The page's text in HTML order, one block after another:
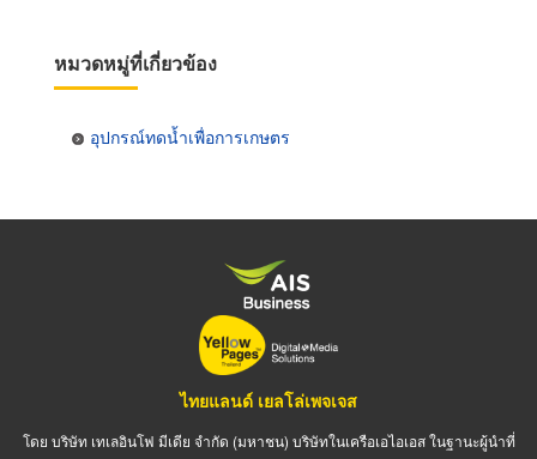
หมวดหมู่ที่เกี่ยวข้อง
อุปกรณ์ทดน้ำเพื่อการเกษตร
ไทยแลนด์ เยลโล่เพจเจส
โดย บริษัท เทเลอินโฟ มีเดีย จำกัด (มหาชน) บริษัทในเครือเอไอเอส ในฐานะผู้นำที่